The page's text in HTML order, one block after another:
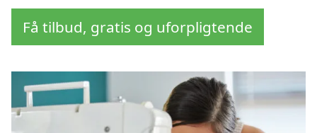
Få tilbud, gratis og uforpligtende